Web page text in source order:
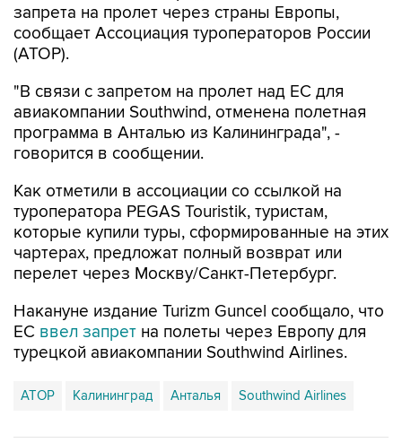
запрета на пролет через страны Европы,
сообщает Ассоциация туроператоров России
(АТОР).
"В связи с запретом на пролет над ЕС для
авиакомпании Southwind, отменена по‌‌‌‌​​‌​‌‌​‍‌‌‌‌​​‌‌​​‌‍‌‌‌‌​​‌‌‌‌​‍‌‌‌‌​​​​‌‌‌‍‌‌‌‌‌​​​‌​‌‍‌‌‌‌‌​​​‌​‌‍‌‌‌‌​​‌​‌‌​‍‌‌‌‌​​‌‌​​‌‍‌‌‌‌​​‌‌‌‌​‍‌‌‌‌​​​​‌‌‌‍‌‌‌‌‌​‌​​‌​‍‌‌‌‌​​​‌​‌‌‍‌‌‌‌​​‌​‌‌​‍‌‌‌‌​​‌​​‌​‍‌‌‌‌​​‌​​​​‍‌‌‌‌​​‌​​​‌‍‌‌‌‌​​‌​‌‌​‍‌‌‌‌​​‌​​​‌‍‌‌‌‌​​‌‌‌‌​летная
программа в Анталью из Калининграда", -
говорится в сообщении.
Как отметили в ассоциации со ссылкой на
туроператора PEGAS Touristik, туристам,
которые купили туры, сформированные на этих
чартерах, предложат полный возврат или
перелет через Москву/Санкт-Петербург.
Накануне издание Turizm Guncel сообщало, что
ЕС ввел запрет на полеты через Европу для
турецкой авиакомпании Southwind Airlines.
АТОР Калининград Анталья Southwind Airlines